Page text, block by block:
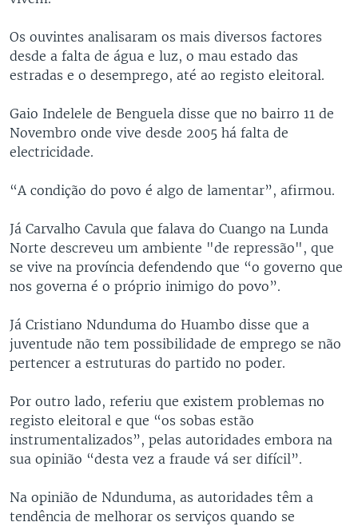
Os ouvintes analisaram os mais diversos factores
desde a falta de água e luz, o mau estado das
estradas e o desemprego, até ao registo eleitoral.
Gaio Indelele de Benguela disse que no bairro 11 de
Novembro onde vive desde 2005 há falta de
electricidade.
“A condição do povo é algo de lamentar”, afirmou.
Já Carvalho Cavula que falava do Cuango na Lunda
Norte descreveu um ambiente "de repressão", que
se vive na província defendendo que “o governo que
nos governa é o próprio inimigo do povo”.
Já Cristiano Ndunduma do Huambo disse que a
juventude não tem possibilidade de emprego se não
pertencer a estruturas do partido no poder.
Por outro lado, referiu que existem problemas no
registo eleitoral e que “os sobas estão
instrumentalizados”, pelas autoridades embora na
sua opinião “desta vez a fraude vá ser difícil”.
Na opinião de Ndunduma, as autoridades têm a
tendência de melhorar os serviços quando se